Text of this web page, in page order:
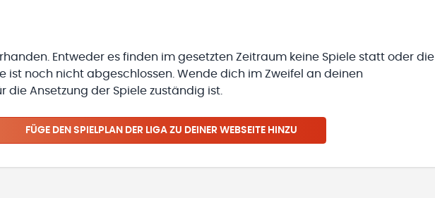
Entweder es finden im gesetzten Zeitraum keine Spiele statt oder die
ist noch nicht abgeschlossen. Wende dich im Zweifel an deinen
die Ansetzung der Spiele zuständig ist.
FÜGE DEN SPIELPLAN DER LIGA ZU DEINER WEBSEITE HINZU